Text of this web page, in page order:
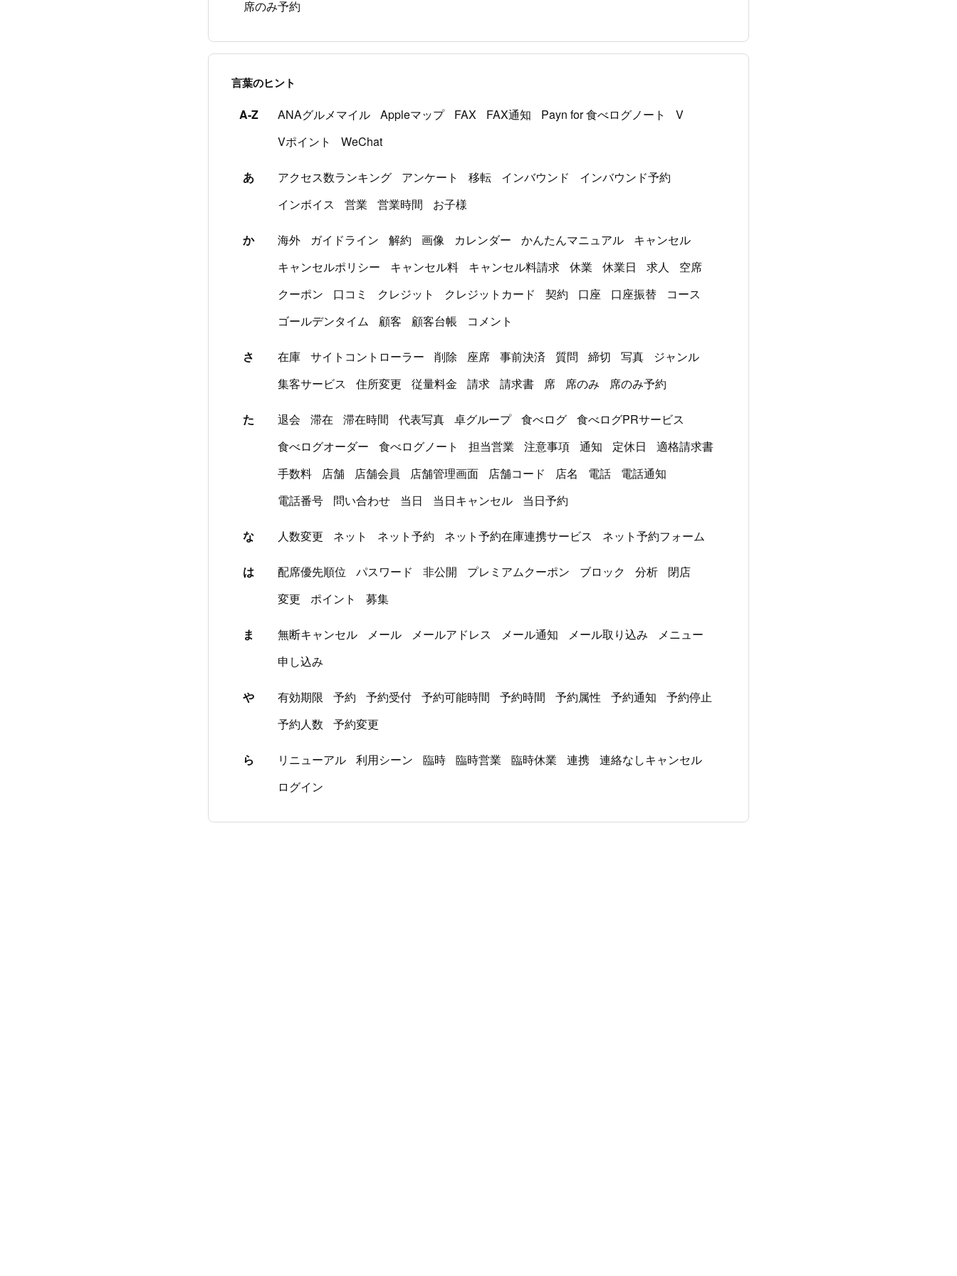
席のみ予約
言葉のヒント
A-Z ANAグルメマイル Appleマップ FAX FAX通知 Payn for 食べログノート
V
Vポイント
WeChat
あ アクセス数ランキング アンケート 移転 インバウンド
インバウンド予約
インボイス
営業 営業時間 お子様
か 海外 ガイドライン 解約 画像 カレンダー かんたんマニュアル
キャンセル
キャンセルポリシー
キャンセル料 キャンセル料請求 休業 休業日 求人
空席
クーポン
口コミ クレジット クレジットカード 契約 口座 口座振替
コース
ゴールデンタイム
顧客 顧客台帳 コメント
さ 在庫 サイトコントローラー 削除 座席 事前決済 質問 締切 写真
ジャンル
集客サービス
住所変更 従量料金 請求 請求書 席 席のみ 席のみ予約
た 退会 滞在 滞在時間 代表写真 卓グループ 食べログ
食べログPRサービス
食べログオーダー
食べログノート 担当営業 注意事項 通知 定休日
適格請求書
手数料
店舗 店舗会員 店舗管理画面 店舗コード 店名 電話
電話通知
電話番号
問い合わせ 当日 当日キャンセル 当日予約
な 人数変更 ネット ネット予約 ネット予約在庫連携サービス ネット予約フォーム
は 配席優先順位 パスワード 非公開 プレミアムクーポン ブロック 分析
閉店
変更
ポイント 募集
ま 無断キャンセル メール メールアドレス メール通知 メール取り込み
メニュー
申し込み
や 有効期限 予約 予約受付 予約可能時間 予約時間 予約属性 予約通知
予約停止
予約人数
予約変更
ら リニューアル 利用シーン 臨時 臨時営業 臨時休業 連携
連絡なしキャンセル
ログイン